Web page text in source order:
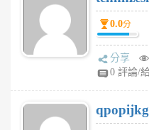
0.0分
分享
0 評論/